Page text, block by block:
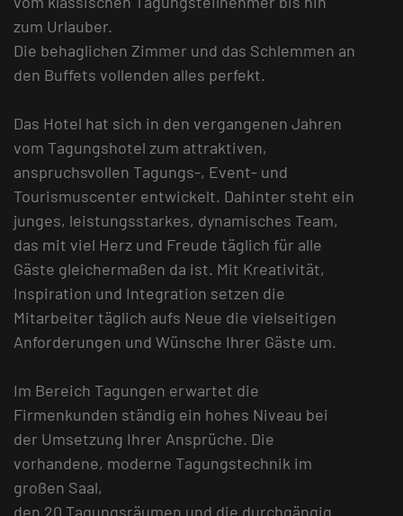
zum Urlauber.
Die behaglichen Zimmer und das Schlemmen an
den Buffets vollenden alles perfekt.
Das Hotel hat sich in den vergangenen Jahren
vom Tagungshotel zum attraktiven,
anspruchsvollen Tagungs-, Event- und
Tourismuscenter entwickelt. Dahinter steht ein
junges, leistungsstarkes, dynamisches Team,
das mit viel Herz und Freude täglich für alle
Gäste gleichermaßen da ist. Mit Kreativität,
Inspiration und Integration setzen die
Mitarbeiter täglich aufs Neue die vielseitigen
Anforderungen und Wünsche Ihrer Gäste um.
Im Bereich Tagungen erwartet die
Firmenkunden ständig ein hohes Niveau bei
der Umsetzung Ihrer Ansprüche. Die
vorhandene, moderne Tagungstechnik im
großen Saal,
den 20 Tagungsräumen und die durchgängig